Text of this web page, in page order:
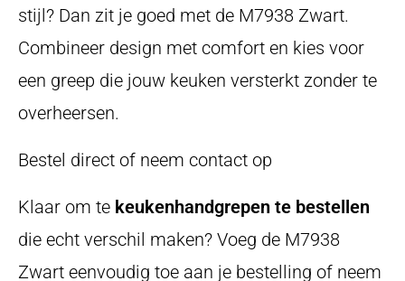
stijl? Dan zit je goed met de M7938 Zwart.
Combineer design met comfort en kies voor
een greep die jouw keuken versterkt zonder te
overheersen.
Bestel direct of neem contact op
Klaar om te keukenhandgrepen te bestellen
die echt verschil maken? Voeg de M7938
Zwart eenvoudig toe aan je bestelling of neem